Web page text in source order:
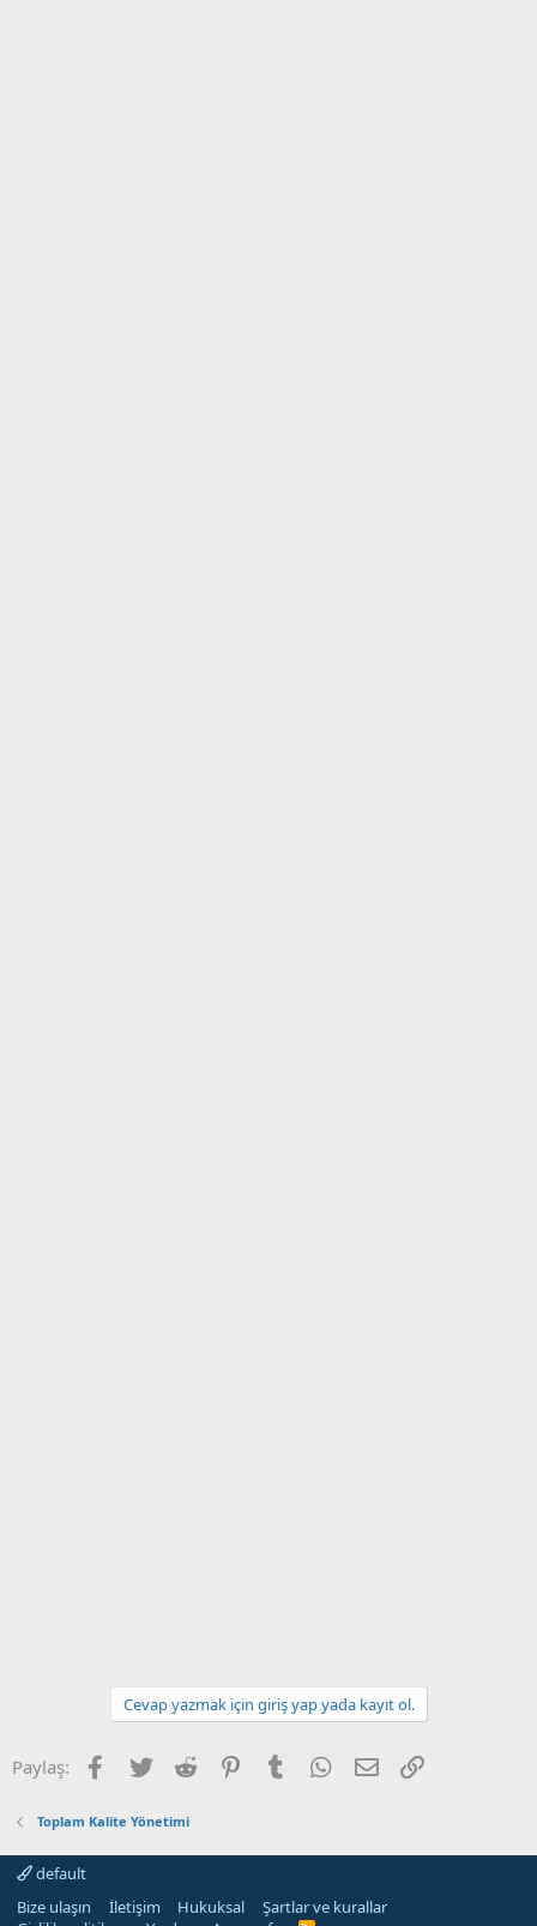
Cevap yazmak için giriş yap yada kayıt ol.
Paylaş: Facebook
Twitter Reddit PinterestTumblr WhatsApp
E-posta
Toplam Kalite Yönetimi
default
Bize ulaşın
İletişim Hukuksal
Şartlar ve kurallar